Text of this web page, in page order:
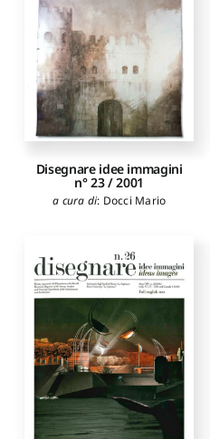
Disegnare idee immagini
n° 23 / 2001
a cura di: Docci Mario